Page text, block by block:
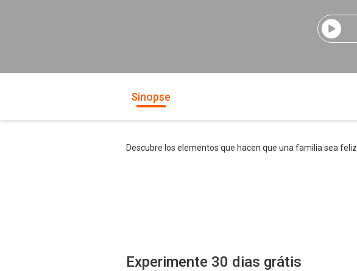
Sinopse
Descubre los elementos que hacen que una familia sea feliz.
Experimente 30 dias grátis